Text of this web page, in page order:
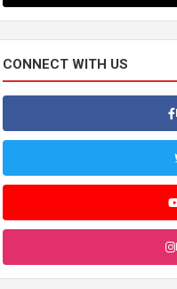
CONNECT WITH US